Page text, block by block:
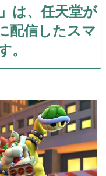
は、任天堂が
配信したスマ
。